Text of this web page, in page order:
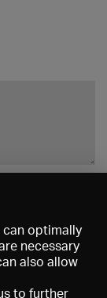
can optimally
necessary
also allow
to further